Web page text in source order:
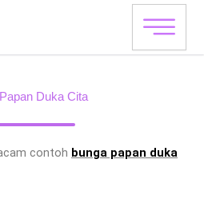
Duka Cita
contoh bunga papan duka